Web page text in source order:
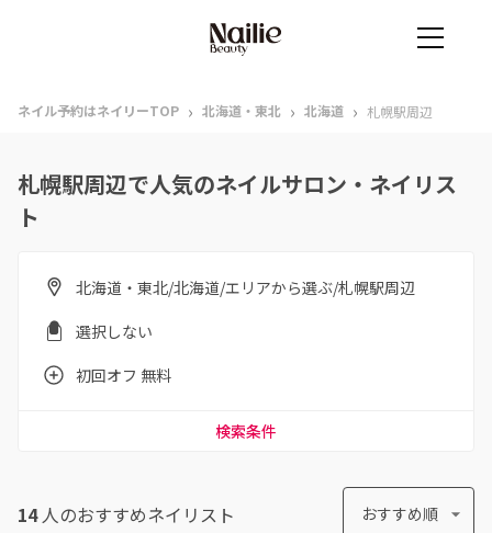
ネイル予約はネイリーTOP › 北海道・東北 › 北海道 › 札幌駅周辺
札幌駅周辺で人気のネイルサロン・ネイリス
ト
北海道・東北/北海道/エリアから選ぶ/札幌駅周辺
選択しない
初回オフ 無料
検索条件
14人のおすすめネイリスト おすすめ順